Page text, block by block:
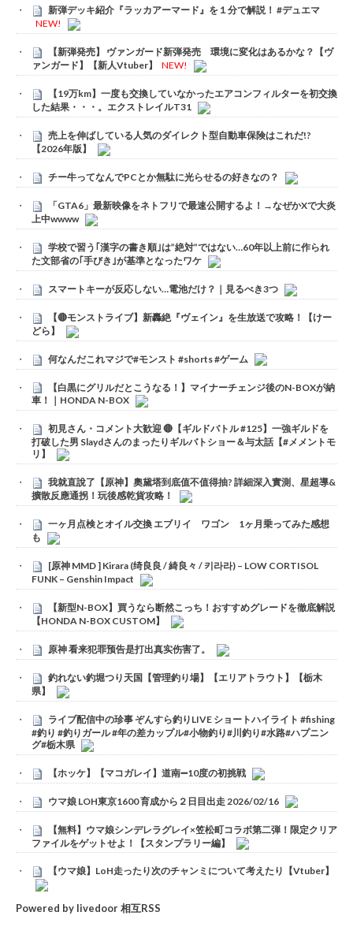
新弾デッキ紹介『ラッカアーマード』を１分で解説！ #デュエマ
NEW!
【新弾発売】 ヴァンガード新弾発売 環境に変化はあるかな？【ヴ
ァンガード】【新人Vtuber】
NEW!
【19万km】一度も交換していなかったエアコンフィルターを初交換
した結果・・・。エクストレイルT31
売上を伸ばしている人気のダイレクト型自動車保険はこれだ!?
【2026年版】
チー牛ってなんでPCとか無駄に光らせるの好きなの？
「GTA6」最新映像をネトフリで最速公開するよ！→なぜかXで大炎
上中wwww
学校で習う｢漢字の書き順｣は”絶対”ではない…60年以上前に作られ
た文部省の｢手びき｣が基準となったワケ
スマートキーが反応しない…電池だけ？｜見るべき3つ
【🔴モンストライブ】新轟絶『ヴェイン』を生放送で攻略！【けー
どら】
何なんだこれマジで#モンスト #shorts #ゲーム
【白黒にグリルだとこうなる！】マイナーチェンジ後のN-BOXが納
車！｜HONDA N-BOX
初見さん・コメント大歓迎 🔴【ギルドバトル #125】一強ギルドを
打破した男 Slaydさんのまったりギルバトショー＆与太話【#メメントモ
リ】
我就直說了【原神】奧黛塔到底值不值得抽? 詳細深入實測、星超導&
擴散反應通拐！玩後感乾貨攻略！
一ヶ月点検とオイル交換 エブリイ ワゴン 1ヶ月乗ってみた感想
も
[原神 MMD ] Kirara (绮良良 / 綺良々 / 키라라) – LOW CORTISOL
FUNK – Genshin Impact
【新型N-BOX】買うなら断然こっち！おすすめグレードを徹底解説
【HONDA N-BOX CUSTOM】
原神 看来犯罪预告是打出真实伤害了。
釣れない釣堀つり天国【管理釣り場】【エリアトラウト】【栃木
県】
ライブ配信中の珍事 ぞんすら釣りLIVE ショートハイライト #fishing
#釣り #釣りガール #年の差カップル#小物釣り#川釣り#水路#ハプニン
グ#栃木県
【ホッケ】【マコガレイ】道南➖10度の初挑戦
ウマ娘 LOH東京1600 育成から２日目出走 2026/02/16
【無料】ウマ娘シンデレラグレイ×笠松町コラボ第二弾！限定クリア
ファイルをゲットせよ！【スタンプラリー編】
【ウマ娘】LoH走ったり次のチャンミについて考えたり【Vtuber】
Powered by livedoor 相互RSS